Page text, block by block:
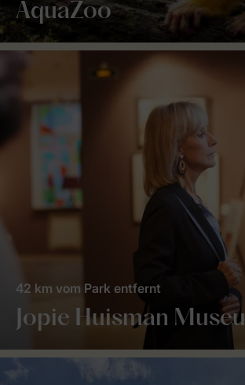
AquaZoo
Jopie Huisman
42 km vom Park entfernt